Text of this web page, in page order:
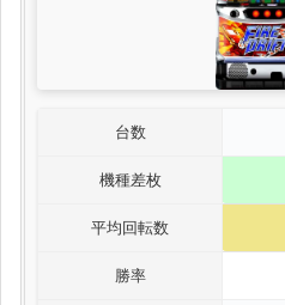
台数
機種差枚
平均回転数
勝率